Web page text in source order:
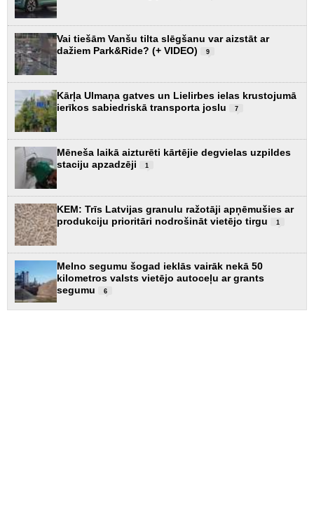
Vai tiešām Vanšu tilta slēgšanu var aizstāt ar
dažiem Park&Ride? (+ VIDEO)
9
Kārļa Ulmaņa gatves un Lielirbes ielas krustojumā
ierīkos sabiedriskā transporta joslu
7
Mēneša laikā aizturēti kārtējie degvielas uzpildes
staciju apzadzēji
1
KEM: Trīs Latvijas granulu ražotāji apņēmušies ar
produkciju prioritāri nodrošināt vietējo tirgu
1
Melno segumu šogad ieklās vairāk nekā 50
kilometros valsts vietējo autoceļu ar grants
segumu
6